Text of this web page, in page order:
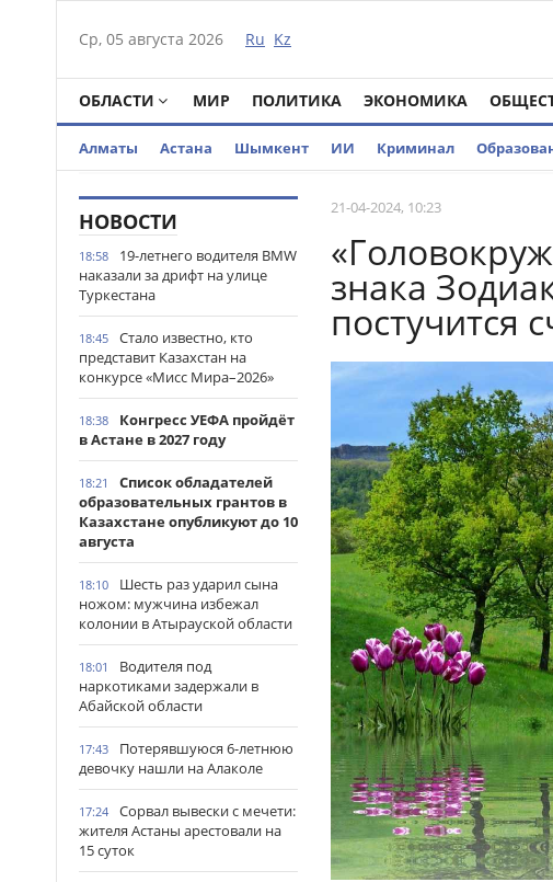
Ср, 05 августа 2026 Ru Kz
ОБЛАСТИ МИР ПОЛИТИКА ЭКОНОМИКА
Алматы Астана Шымкент ИИ Криминал
НОВОСТИ
18:58
19-летнего водителя BMW
наказали за дрифт на улице
Туркестана
18:45
Стало известно, кто
представит Казахстан на
конкурсе «Мисс Мира–2026»
18:38
Конгресс УЕФА пройдёт
в Астане в 2027 году
18:21
Список обладателей
образовательных грантов в
Казахстане опубликуют до 10
августа
18:10
Шесть раз ударил сына
ножом: мужчина избежал
колонии в Атырауской области
18:01
Водителя под
наркотиками задержали в
Абайской области
17:43
Потерявшуюся 6-летнюю
девочку нашли на Алаколе
17:24
Сорвал вывески с мечети:
жителя Астаны арестовали на
15 суток
21-04-2024, 10:23
знака
постучится